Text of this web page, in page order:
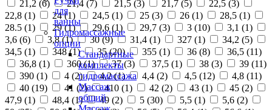
для
ванны
Гидромассажные
опции
Стандартные
комплекты
гидромассажа
Массаж
общий
21,2 (6) 21,4 (7) 21,5 (3) 21,7 (5) 22,5 (3)
22,8 (1) 24 (1) 24,5 (1) 25 (3) 26 (1) 28,5 (1)
28.5 (1) 29 (1) 29,6 (1) 29,7 (3) 3 (10) 3,1 (1)
3,6 (6) 3,8 (1) 30 (9) 31,4 (1) 327 (1) 34,2 (5)
34,5 (1) 348 (1) 35 (20) 355 (1) 36 (8) 36,5 (11)
36,8 (1) 360 (1) 37 (3) 37,5 (1) 38 (3) 39 (11)
390 (1) 4 (2) 4,2 (1) 4,4 (2) 4,5 (12) 4,8 (11)
40 (19) 41 (2) 410 (1) 42 (2) 43 (1) 45 (2)
47,9 (1) 48,4 (1) 49 (2) 5 (30) 5,5 (1) 5,6 (2)